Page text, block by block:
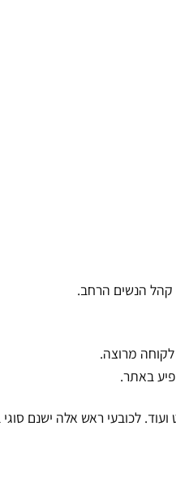
קהל הנשים הרחב.
לקוחה מרוצה.
באתר.
לכובעי ראש אלה ישנם